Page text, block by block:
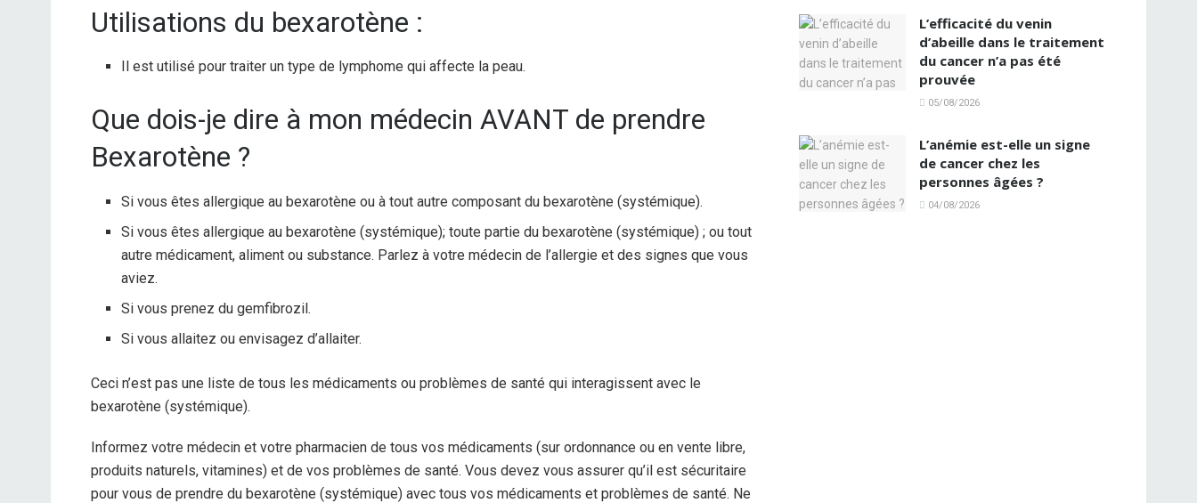
Utilisations du bexarotène :
Il est utilisé pour traiter un type de lymphome qui affecte la peau.
Que dois-je dire à mon médecin AVANT de prendre
Bexarotène ?
Si vous êtes allergique au bexarotène ou à tout autre composant du bexarotène (systémique).
Si vous êtes allergique au bexarotène (systémique); toute partie du bexarotène (systémique) ; ou tout
autre médicament, aliment ou substance. Parlez à votre médecin de l’allergie et des signes que vous
aviez.
Si vous prenez du gemfibrozil.
Si vous allaitez ou envisagez d’allaiter.
Ceci n’est pas une liste de tous les médicaments ou problèmes de santé qui interagissent avec le
bexarotène (systémique).
Informez votre médecin et votre pharmacien de tous vos médicaments (sur ordonnance ou en vente libre,
produits naturels, vitamines) et de vos problèmes de santé. Vous devez vous assurer qu’il est sécuritaire
pour vous de prendre du bexarotène (systémique) avec tous vos médicaments et problèmes de santé. Ne
L’efficacité du venin
d’abeille dans le traitement
du cancer n’a pas été
prouvée
05/08/2026
L’anémie est-elle un signe
de cancer chez les
personnes âgées ?
04/08/2026